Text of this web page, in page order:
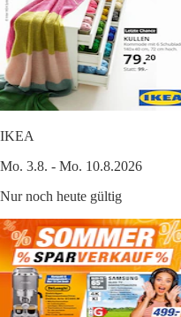
IKEA
Mo. 3.8. - Mo. 10.8.2026
Nur noch heute gültig